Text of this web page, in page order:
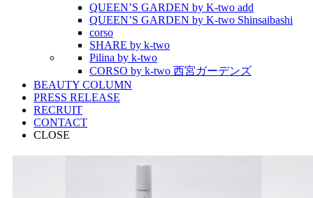
QUEEN’S GARDEN by K-two add
QUEEN’S GARDEN by K-two Shinsaibashi
corso
SHARE by k-two
Pilina by k-two
CORSO by k-two 西宮ガーデンズ
BEAUTY COLUMN
PRESS RELEASE
RECRUIT
CONTACT
CLOSE